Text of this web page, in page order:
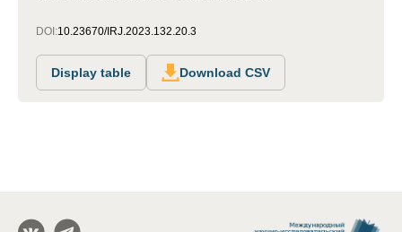
DOI:10.23670/IRJ.2023.132.20.3
Display table Download CSV